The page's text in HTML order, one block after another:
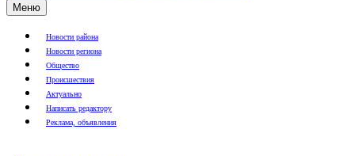
Меню
Новости района
Новости региона
Общество
Происшествия
Актуально
Написать редактору
Реклама, объявления